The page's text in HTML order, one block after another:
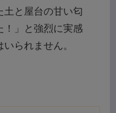
土と屋台の甘い匂
！」と強烈に実感
られません。